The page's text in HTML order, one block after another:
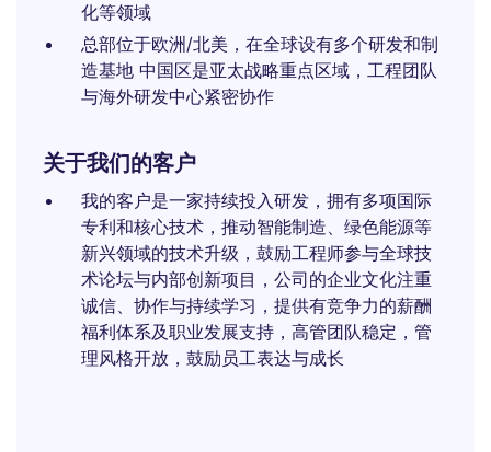
化等领域
总部位于欧洲/北美，在全球设有多个研发和制
造基地 中国区是亚太战略重点区域，工程团队
与海外研发中心紧密协作
关于我们的客户
我的客户是一家持续投入研发，拥有多项国际
专利和核心技术，推动智能制造、绿色能源等
新兴领域的技术升级，鼓励工程师参与全球技
术论坛与内部创新项目，公司的企业文化注重
诚信、协作与持续学习，提供有竞争力的薪酬
福利体系及职业发展支持，高管团队稳定，管
理风格开放，鼓励员工表达与成长